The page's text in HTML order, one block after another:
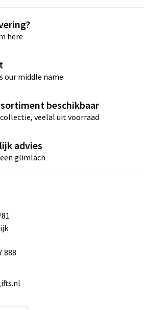
here
our middle name
beschikbaar
veelal uit voorraad
advies
glimlach
888